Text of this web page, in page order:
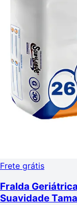
Frete grátis
Fralda
Suavidade